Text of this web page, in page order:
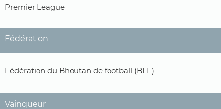
Premier League
Fédération
Fédération du Bhoutan de football (BFF)
Vainqueur